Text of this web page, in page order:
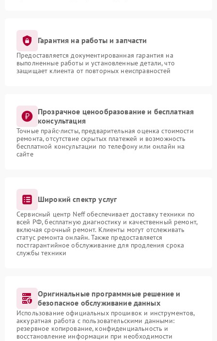
Гарантия на работы и запчасти
Предоставляется документированная гарантия на
выполненные работы и установленные детали, что
защищает клиента от повторных неисправностей
Прозрачное ценообразование и бесплатная
консультация
Точные прайс-листы, предварительная оценка стоимости
ремонта, отсутствие скрытых платежей и возможность
бесплатной консультации по телефону или онлайн на
сайте
Широкий спектр услуг
Сервисный центр Neff обеспечивает доставку техники по
всей РФ, бесплатную диагностику и качественный ремонт,
включая срочный ремонт. Клиенты могут отслеживать
статус ремонта онлайн. Также предоставляется
постгарантийное обслуживание для продления срока
службы техники
Оригинальные программные решение и
безопасное обслуживание данных
Использование официальных прошивок и инструментов,
аккуратная работа с пользовательскими данными:
резервное копирование, конфиденциальность и
восстановление информации при необходимости